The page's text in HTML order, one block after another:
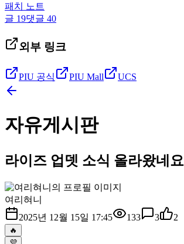
패치 노트
글 19댓글 40
외부 링크
PIU 공식 PIU Mall UCS
자유게시판
라이즈 업뎃 소식 올라왔네요
여리혀니
2025년 12월 15일 17:45
133 3 2
🔥